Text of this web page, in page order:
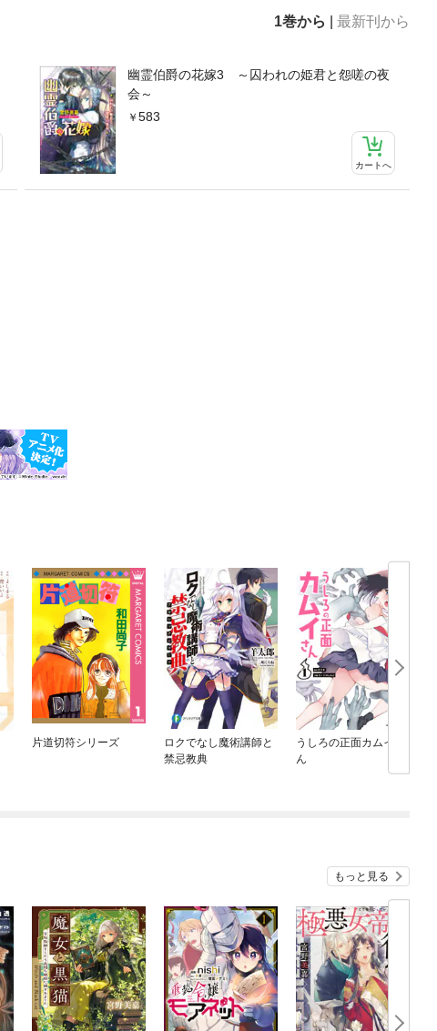
1巻から 最新刊から
幽霊伯爵の花嫁3 ～囚われの姫君と怨嗟の夜
会～
583
カートへ
片道切符シリーズ
ロクでなし魔術講師と
禁忌教典
うしろの正面カムイさ
ん
もっと見る